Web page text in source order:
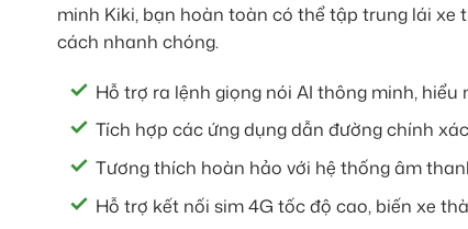
minh Kiki, bạn hoàn toàn có thể tập trung lái
cách nhanh chóng.
Hỗ trợ ra lệnh giọng nói AI thông minh, hiểu
Tích hợp các ứng dụng dẫn đường chính
Tương thích hoàn hảo với hệ thống âm
Hỗ trợ kết nối sim 4G tốc độ cao, biến xe